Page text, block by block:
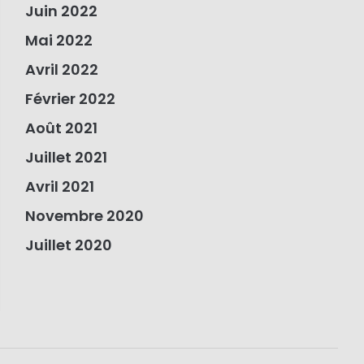
Juin 2022
Mai 2022
Avril 2022
Février 2022
Août 2021
Juillet 2021
Avril 2021
Novembre 2020
Juillet 2020